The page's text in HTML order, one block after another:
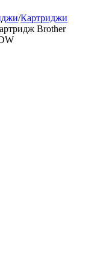
/Картриджи
Brother